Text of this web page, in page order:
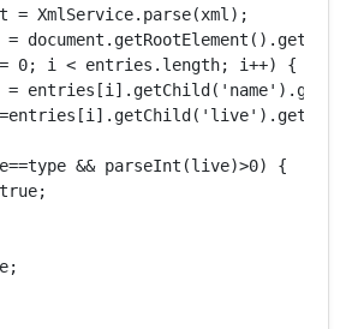
= XmlService.parse(xml);
=
0; i < entries.length; i++) {
=
&& parseInt(live)>0) {